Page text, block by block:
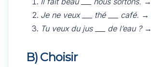
Je ne veux ___ thé ___ café. →
Tu veux du jus ___ de l’eau ?→
B) Choisir